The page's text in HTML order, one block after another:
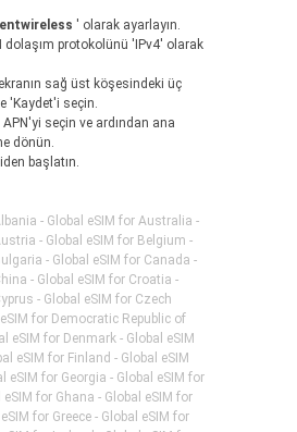
' olarak ayarlayın.
dolaşım protokolünü 'IPv4' olarak
sağ üst köşesindeki üç
'Kaydet'i seçin.
APN'yi seçin ve ardından ana
dönün.
başlatın.
- Global eSIM for Australia -
- Global eSIM for Belgium -
- Global eSIM for Canada -
- Global eSIM for Croatia -
- Global eSIM for Czech
for Democratic Republic of
eSIM for Denmark - Global eSIM
eSIM for Finland - Global eSIM
eSIM for Georgia - Global eSIM for
eSIM for Ghana - Global eSIM for
for Greece - Global eSIM for